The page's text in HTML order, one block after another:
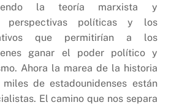
la teoría marxista y
perspectivas políticas y los
que permitirían a los
ganar el poder político y
Ahora la marea de la historia
de estadounidenses están
El camino que nos separa